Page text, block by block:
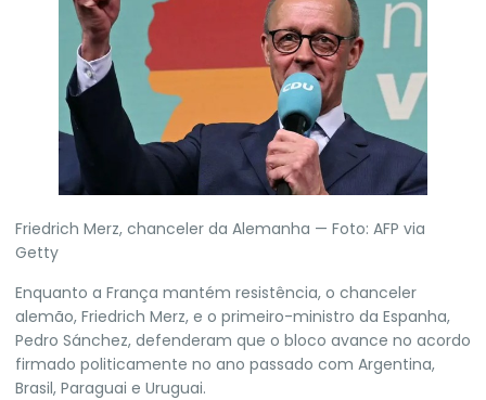
Friedrich Merz, chanceler da Alemanha — Foto: AFP via
Getty
Enquanto a França mantém resistência, o chanceler
alemão, Friedrich Merz, e o primeiro-ministro da Espanha,
Pedro Sánchez, defenderam que o bloco avance no acordo
firmado politicamente no ano passado com Argentina,
Brasil, Paraguai e Uruguai.